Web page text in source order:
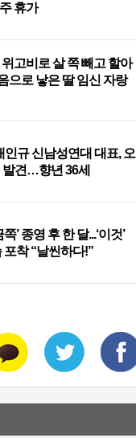
휴가
고비로 살 쪽 빼고 할아
으로 낳은 딸 임신 자랑
인규 신남성연대 대표, 오
발견…향년 36세
’ 종영 후 한 달...‘이것’
포착 “날씬하다!”